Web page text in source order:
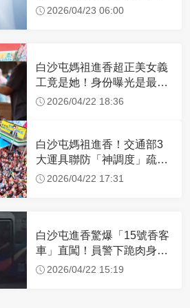
幕2026/04/23 06:00
白沙屯媽祖進香超正美女義
工竟是她！身份曝光是最美
禮生 一輩子不結婚
2026/04/22 18:36
白沙屯媽祖進香！交通部3
大運具聯防「神調度」疏運
32.1萬創新高
2026/04/22 17:31
白沙屯進香驚爆「15號香客
車」直闖！員警下跪肉身擋
車：讓行人先過
2026/04/22 15:19